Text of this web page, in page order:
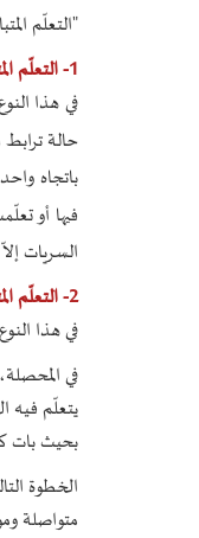
"التعلّم
1- التعلّم المتبادل بين الفئات العليا و السفلى ..
في هذا
حالة
باتجاه
فيها أو
السريات
2- التعلّم المتبادل بين الفئات المتساوية ..
في هذا
في
يتعلّم فيه
بحيث بات
الخطوة
متواصلة